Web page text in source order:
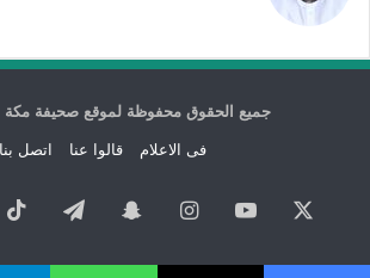
جميع الحقوق محفوظة لموقع صحيفة مكة
فى الاعلام قالوا عنا اتصل بنا
‫YouTubeانستقرامسناب
تشات
تيلقرام